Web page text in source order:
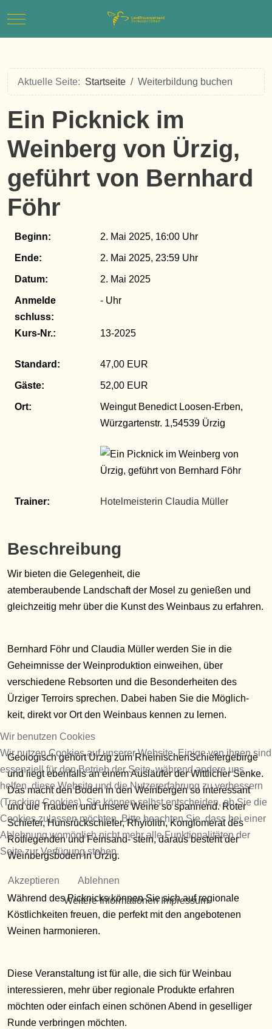
Mobile Menu Toggle
Aktuelle Seite: Startseite Weiterbildung buchen
Ein Picknick im
Weinberg von Ürzig,
geführt von Bernhard
Föhr
Beginn: 2. Mai 2025, 16:00
Ende: 2. Mai 2025, 23:59
Datum: 2. Mai 2025
Anmelde​
schluss:
-
Kurs-Nr.: 13-2025
Standard: 47,00 EUR
Gäste: 52,00 EUR
Ort:
Weingut Benedict Loosen-Erben,
Würzgartenstr. 1,54539 Ürzig
Trainer: Hotelmeisterin Claudia Müller
Beschreibung
Wir bieten die Gelegenheit, die
atemberaubende Landschaft der Mosel zu genießen und
gleichzeitig mehr über die Kunst des Weinbaus zu erfahren.
Bernhard Föhr und Claudia Müller werden Sie in die
Geheimnisse der Weinproduktion einweihen, über
verschiedene Rebsorten und die Besonderheiten des
Ürziger Terroirs sprechen. Dabei haben Sie die Möglich-
keit, direkt vor Ort den Weinbaus kennen zu lernen.
Geologisch gehört Ürzig zum RheinischenSchiefergebirge
und liegt ebenfalls an einem Ausläufer der Wittlicher Senke.
Das macht den Boden in den Weinbergen so interessant
und die Trauben und unsere Weine so spannend. Roter
Schiefer, Hunsrückschiefer, Rhyiolith, Konglomerat des
Rotliegenden und Feinsand- stein, daraus besteht der
Weinbergsboden in Ürzig.
Während des Picknicks können Sie sich auf regionale
Köstlichkeiten freuen, die perfekt mit den angebotenen
Weinen harmonieren.
Diese Veranstaltung ist für alle, die sich für Weinbau
interessieren, mehr über regionale Produkte erfahren
möchten oder einfach einen schönen Abend in geselliger
Runde verbringen möchten.
Wir benutzen Cookies
Wir nutzen Cookies auf unserer Website. Einige von ihnen sind
essenziell für den Betrieb der Seite, während andere uns
helfen, diese Website und die Nutzererfahrung zu verbessern
(Tracking Cookies). Sie können selbst entscheiden, ob Sie die
Cookies zulassen möchten. Bitte beachten Sie, dass bei einer
Ablehnung womöglich nicht mehr alle Funktionalitäten der
Seite zur Verfügung stehen.
Akzeptieren
Ablehnen
Weitere Informationen Impressum